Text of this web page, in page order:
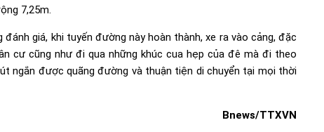
7,25m.
giá, khi tuyến đường này hoàn thành, xe ra vào cảng, đặc
cư cũng như đi qua những khúc cua hẹp của đê mà đi theo
ngắn được quãng đường và thuận tiện di chuyển tại mọi thời
Bnews/TTXVN